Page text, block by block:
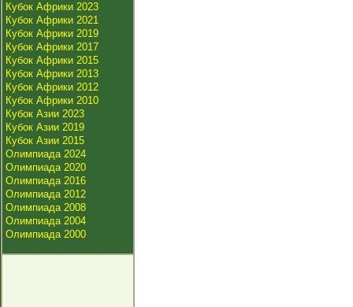
Кубок Африки 2023
Кубок Африки 2021
Кубок Африки 2019
Кубок Африки 2017
Кубок Африки 2015
Кубок Африки 2013
Кубок Африки 2012
Кубок Африки 2010
Кубок Азии 2023
Кубок Азии 2019
Кубок Азии 2015
Олимпиада 2024
Олимпиада 2020
Олимпиада 2016
Олимпиада 2012
Олимпиада 2008
Олимпиада 2004
Олимпиада 2000